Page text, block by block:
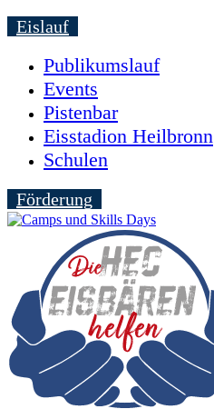
Eislauf
Publikumslauf
Events
Pistenbar
Eisstadion Heilbronn
Schulen
Förderung